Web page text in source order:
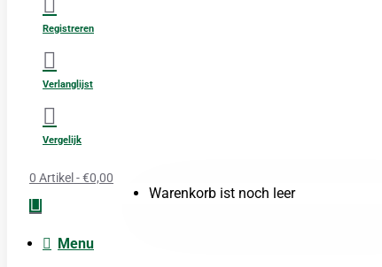
Registreren
Verlanglijst
Vergelijk
0 Artikel - €0,00
Warenkorb ist noch leer
Menu